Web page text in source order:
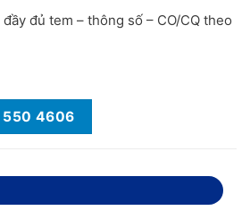
đủ tem – thông số – CO/CQ theo
4606